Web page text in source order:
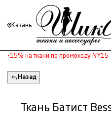
Казань
-15% на ткани по промокоду NY15
Назад
Ткань Батист